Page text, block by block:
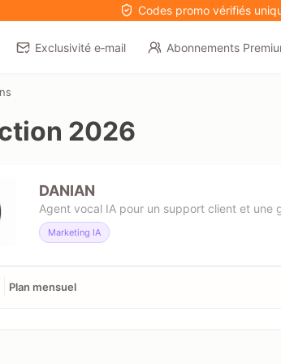
Codes promo vérifiés
Exclusivité e‑mail Abonnements
2026
DANIAN
Agent vocal IA pour un support client et une
Marketing IA
Plan mensuel